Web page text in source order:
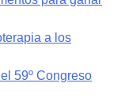
a los
59º Congreso